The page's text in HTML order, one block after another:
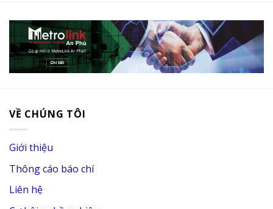
VỀ CHÚNG TÔI
Giới thiệu
Thông cáo báo chí
Liên hệ